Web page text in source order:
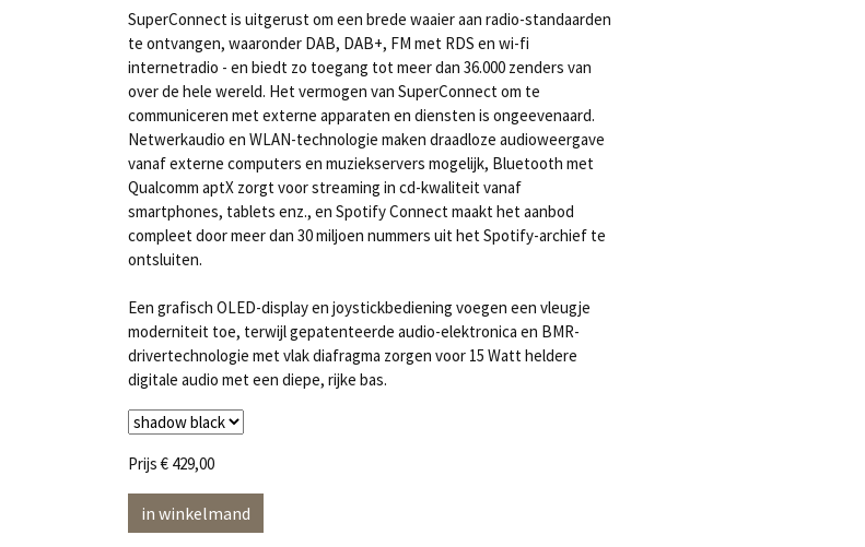
SuperConnect is uitgerust om een brede waaier aan radio-standaarden
te ontvangen, waaronder DAB, DAB+, FM met RDS en wi-fi
internetradio - en biedt zo toegang tot meer dan 36.000 zenders van
over de hele wereld. Het vermogen van SuperConnect om te
communiceren met externe apparaten en diensten is ongeevenaard.
Netwerkaudio en WLAN-technologie maken draadloze audioweergave
vanaf externe computers en muziekservers mogelijk, Bluetooth met
Qualcomm aptX zorgt voor streaming in cd-kwaliteit vanaf
smartphones, tablets enz., en Spotify Connect maakt het aanbod
compleet door meer dan 30 miljoen nummers uit het Spotify-archief te
ontsluiten.
Een grafisch OLED-display en joystickbediening voegen een vleugje
moderniteit toe, terwijl gepatenteerde audio-elektronica en BMR-
drivertechnologie met vlak diafragma zorgen voor 15 Watt heldere
digitale audio met een diepe, rijke bas.
Prijs€ 429,00
in winkelmand